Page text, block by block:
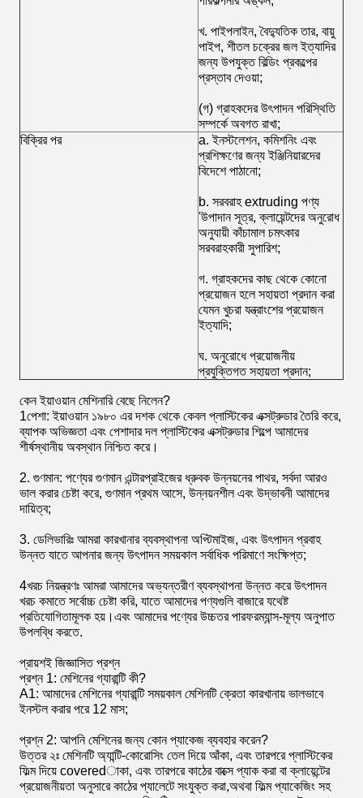
খ. পাইপলাইন, বৈদ্যুতিক তার, বায়ু
পাইপ, শীতল চক্রের জল ইত্যাদির
জন্য উপযুক্ত বিল্ডিং প্রকল্পের
প্রস্তাব দেওয়া;
(গ) গ্রাহকদের উৎপাদন পরিস্থিতি
সম্পর্কে অবগত রাখা;
বিক্রির পর
a. ইনস্টলেশন, কমিশনিং এবং
প্রশিক্ষণের জন্য ইঞ্জিনিয়ারদের
বিদেশে পাঠানো;
b. সরবরাহ extruding পণ্য
'উপাদান সূত্র, ক্লায়েন্টদের অনুরোধ
অনুযায়ী কাঁচামাল চমৎকার
সরবরাহকারী সুপারিশ;
গ. গ্রাহকদের কাছ থেকে কোনো
প্রয়োজন হলে সহায়তা প্রদান করা
যেমন খুচরা যন্ত্রাংশের প্রয়োজন
ইত্যাদি;
ঘ. অনুরোধে প্রয়োজনীয়
প্রযুক্তিগত সহায়তা প্রদান;
কেন ইয়াওয়ান মেশিনারি বেছে নিলেন?
1পেশা: ইয়াওয়ান ১৯৮০ এর দশক থেকে কেবল প্লাস্টিকের এক্সট্রুডার তৈরি করে,
ব্যাপক অভিজ্ঞতা এবং পেশাদার দল প্লাস্টিকের এক্সট্রুডার শিল্পে আমাদের
শীর্ষস্থানীয় অবস্থান নিশ্চিত করে।
2. গুণমান: পণ্যের গুণমান এন্টারপ্রাইজের ধ্রুবক উন্নয়নের পাথর, সর্বদা আরও
ভাল করার চেষ্টা করে, গুণমান প্রথম আসে, উন্নয়নশীল এবং উদ্ভাবনী আমাদের
দায়িত্ব;
3. ডেলিভারিঃ আমরা কারখানার ব্যবস্থাপনা অপ্টিমাইজ, এবং উৎপাদন প্রবাহ
উন্নত যাতে আপনার জন্য উৎপাদন সময়কাল সর্বাধিক পরিমাণে সংক্ষিপ্ত;
4খরচ নিয়ন্ত্রণঃ আমরা আমাদের অভ্যন্তরীণ ব্যবস্থাপনা উন্নত করে উৎপাদন
খরচ কমাতে সর্বোচ্চ চেষ্টা করি, যাতে আমাদের পণ্যগুলি বাজারে যথেষ্ট
প্রতিযোগিতামূলক হয়।এবং আমাদের পণ্যের উচ্চতর পারফরম্যান্স-মূল্য অনুপাত
উপলব্ধি করতে.
প্রায়শই জিজ্ঞাসিত প্রশ্ন
প্রশ্ন 1: মেশিনের গ্যারান্টি কী?
A1: আমাদের মেশিনের গ্যারান্টি সময়কাল মেশিনটি ক্রেতা কারখানায় ভালভাবে
ইনস্টল করার পরে 12 মাস;
প্রশ্ন 2: আপনি মেশিনের জন্য কোন প্যাকেজ ব্যবহার করেন?
উত্তর ২ঃ মেশিনটি অ্যান্টি-কোরোসিং তেল দিয়ে আঁকা, এবং তারপরে প্লাস্টিকের
ফিল্ম দিয়ে coveredাকা, এবং তারপরে কাঠের বাক্সে প্যাক করা বা ক্লায়েন্টের
প্রয়োজনীয়তা অনুসারে কাঠের প্যালেটে সংযুক্ত করা,অথবা ফিল্ম প্যাকেজিং সহ